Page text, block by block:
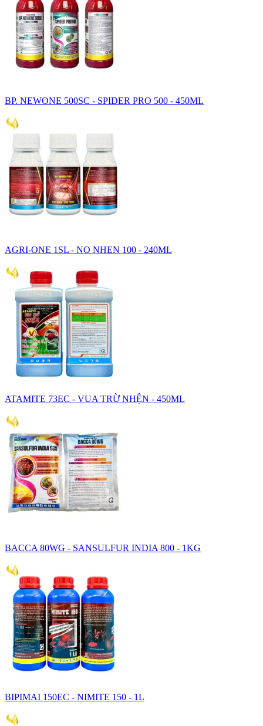
BP. NEWONE 500SC - SPIDER PRO 500 - 450ML
AGRI-ONE 1SL - NO NHEN 100 - 240ML
ATAMITE 73EC - VUA TRỪ NHỆN - 450ML
BACCA 80WG - SANSULFUR INDIA 800 - 1KG
BIPIMAI 150EC - NIMITE 150 - 1L